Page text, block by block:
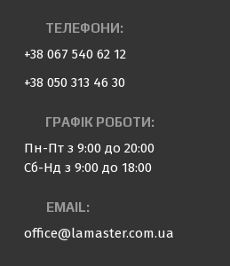
ТЕЛЕФОНИ:
+38 067 540 62 12
+38 050 313 46 30
ГРАФІК РОБОТИ:
Пн-Пт з 9:00 до 20:00
Сб-Нд з 9:00 до 18:00
EMAIL:
office@lamaster.com.ua